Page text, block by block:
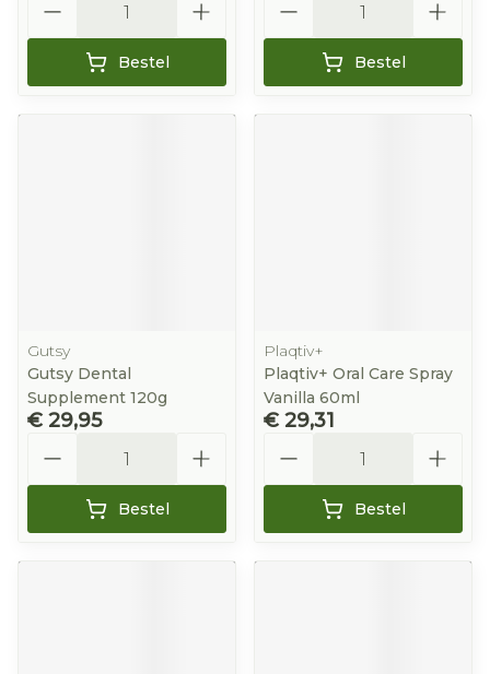
Bestel Bestel
Gutsy
Gutsy Dental
Supplement 120g
€ 29,95
Bestel
Plaqtiv+
Plaqtiv+ Oral Care Spray
Vanilla 60ml
€ 29,31
Bestel